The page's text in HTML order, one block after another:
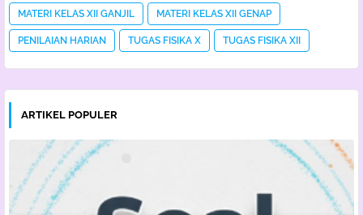
MATERI KELAS XII GANJIL MATERI KELAS XII GENAP
PENILAIAN HARIAN TUGAS FISIKA X TUGAS FISIKA XII
ARTIKEL POPULER